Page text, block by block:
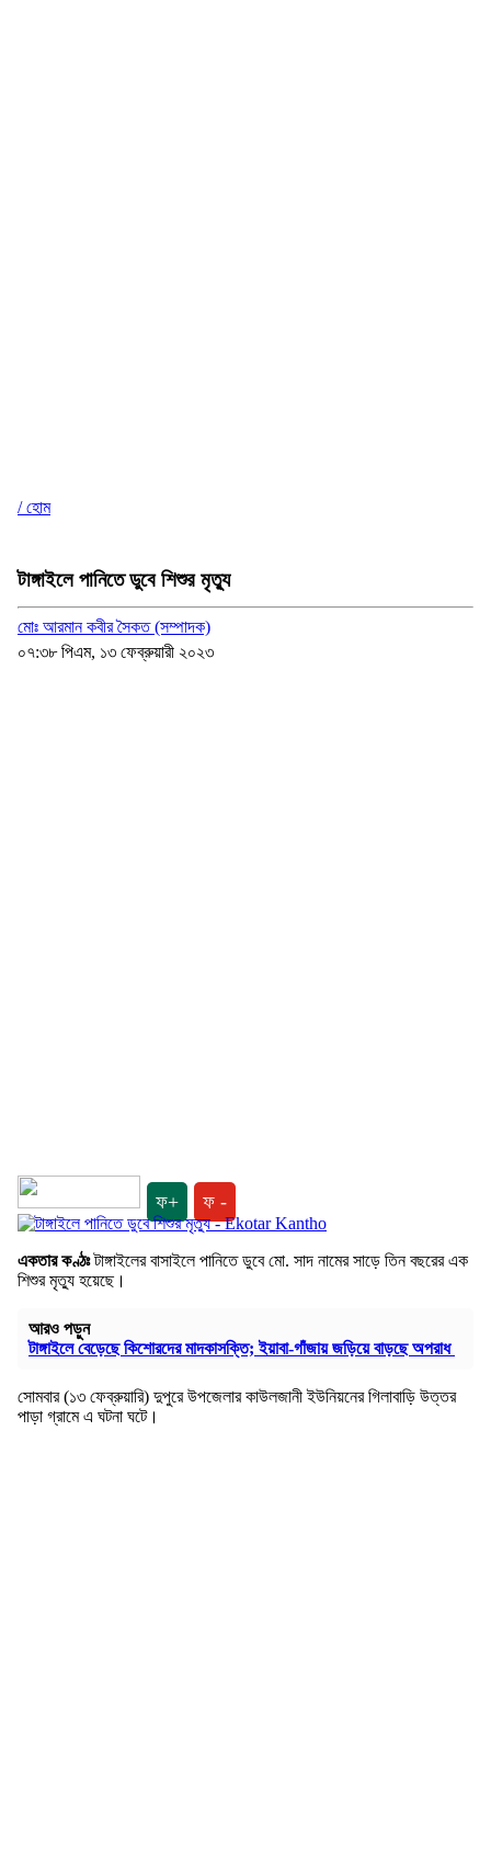
/ হোম
টাঙ্গাইলে পানিতে ডুবে শিশুর মৃত্যু
মোঃ আরমান কবীর সৈকত (সম্পাদক)
০৭:৩৮ পিএম, ১৩ ফেব্রুয়ারী ২০২৩
ফ+ ফ -
একতার কণ্ঠঃটাঙ্গাইলের বাসাইলে পানিতে ডুবে মো. সাদ নামের সাড়ে তিন বছরের এক
শিশুর মৃত্যু হয়েছে।
আরও পড়ুন
টাঙ্গাইলে বেড়েছে কিশোরদের মাদকাসক্তি; ইয়াবা-গাঁজায় জড়িয়ে বাড়ছে অপরাধ
সোমবার (১৩ ফেব্রুয়ারি) দুপুরে উপজেলার কাউলজানী ইউনিয়নের গিলাবাড়ি উত্তর
পাড়া গ্রামে এ ঘটনা ঘটে।